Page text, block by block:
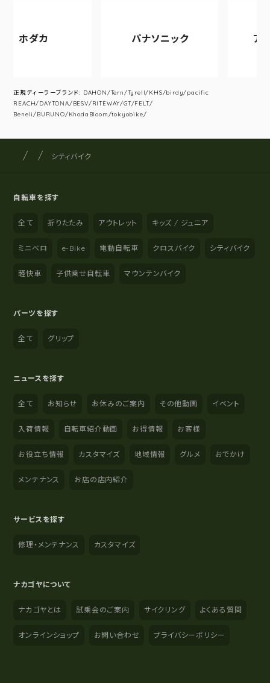
ダカ パナソニック アサヒ
正規ディーラーブランド: DAHON/Tern/Tyrell/KHS/birdy/pacific
REACH/DAYTONA/BESV/RITEWAY/GT/FELT/
Beneli/BURUNO/KhodaBloom/tokyobike/
サイト内の現在地
サイクルショップナカゴヤ
シティバイク
自転車を探す
全て 折りたたみ アウトレット キッズ / ジュニア
ミニベロ e-Bike 電動自転車 クロスバイク シティバイク
軽快車 子供乗せ自転車 マウンテンバイク
パーツを探す
全て グリップ
ニュースを探す
全て お知らせ お休みのご案内 その他動画 イベント
入荷情報 自転車紹介動画 お得情報 お客様
お役立ち情報 カスタマイズ 地域情報 グルメ おでかけ
メンテナンス お店の店内紹介
サービスを探す
修理・メンテナンス カスタマイズ
ナカゴヤについて
ナカゴヤとは 試乗会のご案内 サイクリング よくある質問
オンラインショップ お問い合わせ プライバシーポリシー